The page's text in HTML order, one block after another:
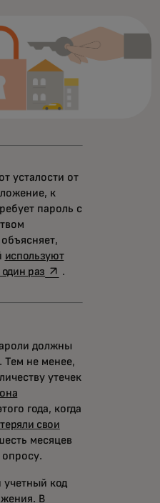
усталости от
к
пароль с
new tab
используют
раз opens in a new tab
.
должны
Тем не менее,
утечек
года, когда
свои
месяцев
код
В